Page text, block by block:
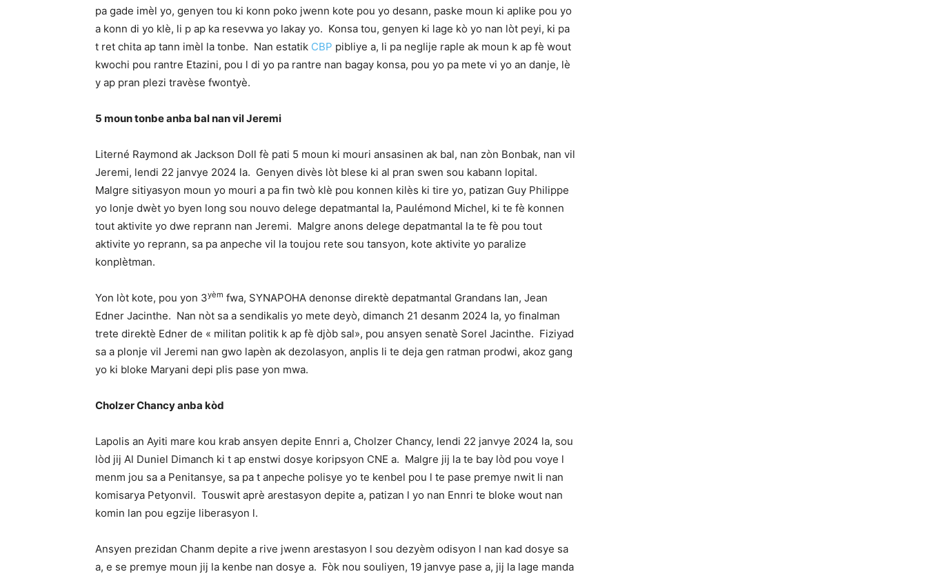
pa gade imèl yo, genyen tou ki konn poko jwenn kote pou yo desann, paske moun ki aplike pou yo
a konn di yo klè, li p ap ka resevwa yo lakay yo. Konsa tou, genyen ki lage kò yo nan lòt peyi, ki pa
t ret chita ap tann imèl la tonbe. Nan estatik CBP pibliye a, li pa neglije raple ak moun k ap fè wout
kwochi pou rantre Etazini, pou l di yo pa rantre nan bagay konsa, pou yo pa mete vi yo an danje, lè
y ap pran plezi travèse fwontyè.
5 moun tonbe anba bal nan vil Jeremi
Literné Raymond ak Jackson Doll fè pati 5 moun ki mouri ansasinen ak bal, nan zòn Bonbak, nan vil
Jeremi, lendi 22 janvye 2024 la. Genyen divès lòt blese ki al pran swen sou kabann lopital.
Malgre sitiyasyon moun yo mouri a pa fin twò klè pou konnen kilès ki tire yo, patizan Guy Philippe
yo lonje dwèt yo byen long sou nouvo delege depatmantal la, Paulémond Michel, ki te fè konnen
tout aktivite yo dwe reprann nan Jeremi. Malgre anons delege depatmantal la te fè pou tout
aktivite yo reprann, sa pa anpeche vil la toujou rete sou tansyon, kote aktivite yo paralize
konplètman.
Yon lòt kote, pou yon 3yèm fwa, SYNAPOHA denonse direktè depatmantal Grandans lan, Jean
Edner Jacinthe. Nan nòt sa a sendikalis yo mete deyò, dimanch 21 desanm 2024 la, yo finalman
trete direktè Edner de « militan politik k ap fè djòb sal», pou ansyen senatè Sorel Jacinthe. Fiziyad
sa a plonje vil Jeremi nan gwo lapèn ak dezolasyon, anplis li te deja gen ratman prodwi, akoz gang
yo ki bloke Maryani depi plis pase yon mwa.
Cholzer Chancy anba kòd
Lapolis an Ayiti mare kou krab ansyen depite Ennri a, Cholzer Chancy, lendi 22 janvye 2024 la, sou
lòd jij Al Duniel Dimanch ki t ap enstwi dosye koripsyon CNE a. Malgre jij la te bay lòd pou voye l
menm jou sa a Penitansye, sa pa t anpeche polisye yo te kenbel pou l te pase premye nwit li nan
komisarya Petyonvil. Touswit aprè arestasyon depite a, patizan l yo nan Ennri te bloke wout nan
komin lan pou egzije liberasyon l.
Ansyen prezidan Chanm depite a rive jwenn arestasyon l sou dezyèm odisyon l nan kad dosye sa
a, e se premye moun jij la kenbe nan dosye a. Fòk nou souliyen, 19 janvye pase a, jij la lage manda